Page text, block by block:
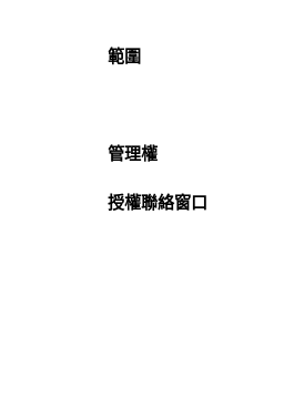
範圍
管理權
授權聯絡窗口